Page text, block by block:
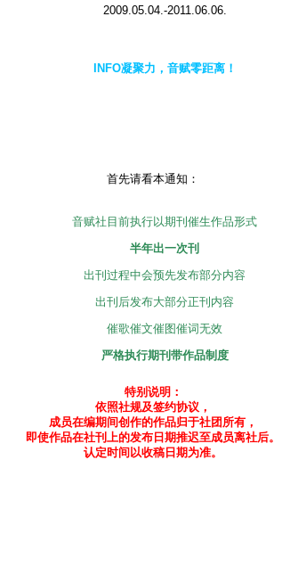
2009.05.04.-2011.06.06.
INFO凝聚力，音赋零距离！
首先请看本通知：
音赋社目前执行以期刊催生作品形式
半年出一次刊
出刊过程中会预先发布部分内容
出刊后发布大部分正刊内容
催歌催文催图催词无效
严格执行期刊带作品制度
特别说明：
依照社规及签约协议，
成员在编期间创作的作品归于社团所有，
即使作品在社刊上的发布日期推迟至成员离社后。
认定时间以收稿日期为准。